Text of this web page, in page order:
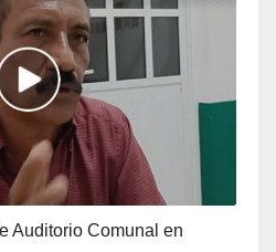
Auditorio Comunal en